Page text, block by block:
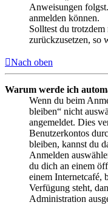
Anweisungen
anmelden können.
Solltest du
zurückzusetzen, so
Nach oben
Warum werde ich
Wenn du beim
bleiben“ nicht
angemeldet. Dies
Benutzerkontos
bleiben, kannst du
Anmelden
du dich an einem
einem Internetcafé,
Verfügung steht,
Administration